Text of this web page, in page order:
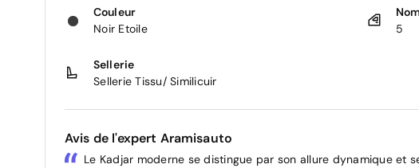
Couleur
Noir Etoile
5
Sellerie
Sellerie Tissu/ Similicuir
Avis de l'expert Aramisauto
Le Kadjar moderne se distingue par son allure dynamique et